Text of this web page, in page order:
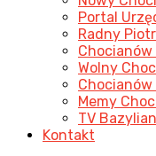
Portal
Radny
Chocianów
Wolny
Memy
TV
Kontakt